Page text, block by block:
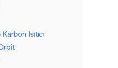
Isıtıcı